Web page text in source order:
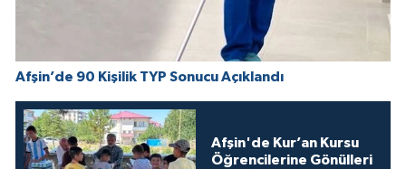
Afşin’de 90 Kişilik TYP Sonucu Açıklandı
Afşin'de Kur’an Kursu
Öğrencilerine Gönülleri